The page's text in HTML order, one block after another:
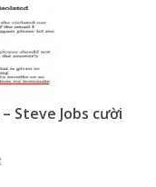
Steve Jobs cười